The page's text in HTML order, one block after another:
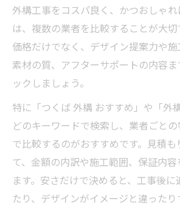
外構工事をコスパ良く、かつおしゃ
は、複数の業者を比較することが大
価格だけでなく、デザイン提案力や
素材の質、アフターサポートの内容
ックしましょう。
特に「つくば 外構 おすすめ」や「外
どのキーワードで検索し、業者ごと
で比較するのがおすすめです。見積
て、金額の内訳や施工範囲、保証内
ます。安さだけで決めると、工事後
たり、デザインがイメージと違った